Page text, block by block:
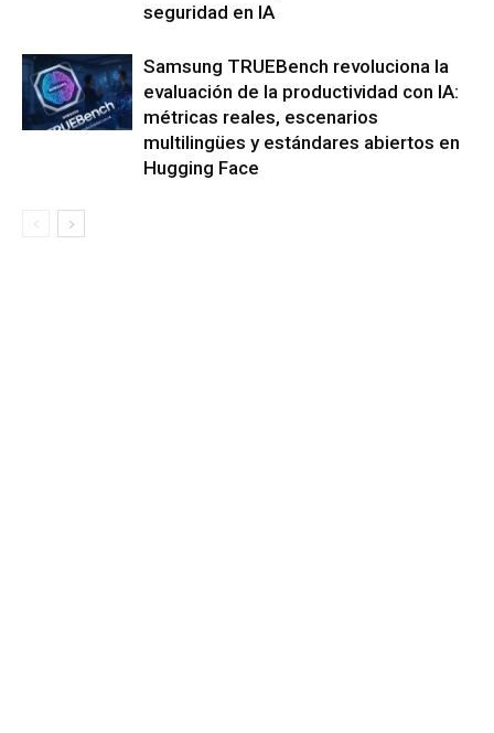
seguridad en IA
Samsung TRUEBench revoluciona la
evaluación de la productividad con IA:
métricas reales, escenarios
multilingües y estándares abiertos en
Hugging Face